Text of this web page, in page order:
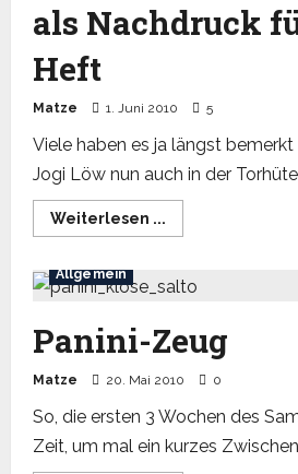
als Nachdruck
Heft
Matze 1. Juni 2010 5
Viele haben es ja längst
Jogi Löw nun auch in der
Weiterlesen ...
more
Manuel
Neuer
für’s
Panini
Heft
Allgemein
Panini-Zeug
Matze 20. Mai 2010 0
So, die ersten 3 Wochen des
Zeit, um mal ein kurzes